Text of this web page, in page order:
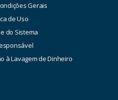
Gerais
de Uso
do Sistema
à Lavagem de Dinheiro